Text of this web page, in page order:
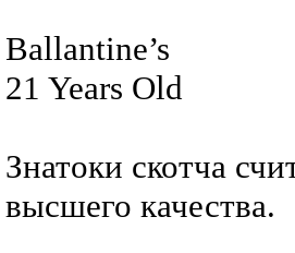
Ballantine’s
21 Years Old
Знатоки скотча
высшего качества.